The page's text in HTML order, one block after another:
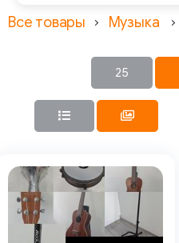
Все товары Музыка
25